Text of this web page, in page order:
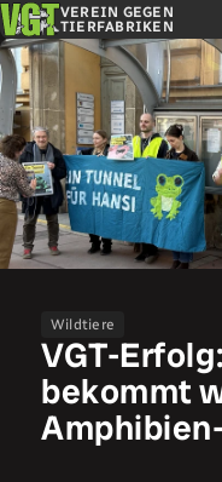
VEREIN GEGEN
TIERFABRIKEN
Wildtiere
VGT-
bekommt